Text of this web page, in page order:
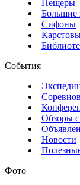
Пещеры
Большие
Сифоны
События
Обзоры
Новости
Фото